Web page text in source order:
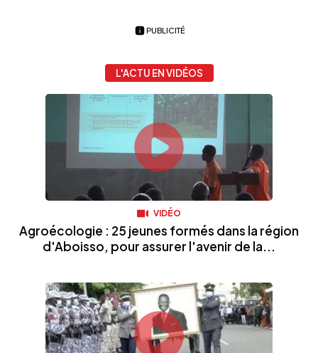
PUBLICITÉ
L'ACTU EN VIDÉOS
VIDÉO
Agroécologie : 25 jeunes formés dans la région
d'Aboisso, pour assurer l'avenir de la...